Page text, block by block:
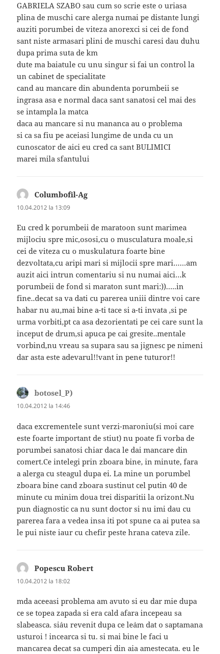
GABRIELA SZABO sau cum so scrie este o uriasa
plina de muschi care alerga numai pe distante lungi
auziti porumbei de viteza anorexci si cei de fond
sant niste armasari plini de muschi caresi dau duhu
dupa prima suta de km
dute ma baiatule cu unu singur si fai un control la
un cabinet de specialitate
cand au mancare din abundenta porumbeii se
ingrasa asa e normal daca sant sanatosi cel mai des
se intampla la matca
daca au mancare si nu mananca au o problema
si ca sa fiu pe aceiasi lungime de unda cu un
cunoscator de aici eu cred ca sant BULIMICI
marei mila sfantului
Columbofil-Agspune:
10.04.2012 la 13:09
Eu cred k porumbeii de maratoon sunt marimea
mijlociu spre mic,ososi,cu o musculatura moale,si
cei de viteza cu o muskulatura foarte bine
dezvoltata,cu aripi mari si mijlocii spre mari……am
auzit aici intrun comentariu si nu numai aici…k
porumbeii de fond si maraton sunt mari:))…..in
fine..decat sa va dati cu parerea uniii dintre voi care
habar nu au,mai bine a-ti tace si a-ti invata ,si pe
urma vorbiti,pt ca asa dezorientati pe cei care sunt la
inceput de drum,si apuca pe cai gresite..mentale
vorbind,nu vreau sa supara sau sa jignesc pe nimeni
dar asta este adevarul!!vant in pene tuturor!!
botosel_P)
10.04.2012 la 14:46
daca excrementele sunt verzi-maroniu(si moi care
este foarte important de stiut) nu poate fi vorba de
porumbei sanatosi chiar daca le dai mancare din
comert.Ce intelegi prin zboara bine, in minute, fara
a alerga cu steagul dupa ei. La mine un porumbel
zboara bine cand zboara sustinut cel putin 40 de
minute cu minim doua trei disparitii la orizont.Nu
pun diagnostic ca nu sunt doctor si nu imi dau cu
parerea fara a vedea insa iti pot spune ca ai putea sa
le pui niste iaur cu chefir peste hrana cateva zile.
Popescu Robert
10.04.2012 la 18:02
mda aceeasi problema am avuto si eu dar mie dupa
ce se topea zapada si era cald afara incepeau sa
slabeasca. si`au revenit dupa ce le`am dat o saptamana
usturoi ! incearca si tu. si mai bine le faci u
mancarea decat sa cumperi din aia amestecata. eu le